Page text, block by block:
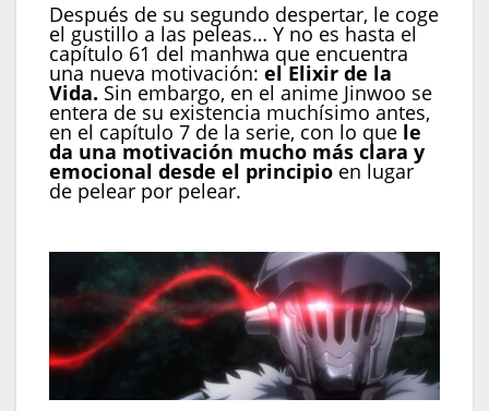
Después de su segundo despertar, le coge
el gustillo a las peleas… Y no es hasta el
capítulo 61 del manhwa que encuentra
una nueva motivación: el Elixir de la
Vida. Sin embargo, en el anime Jinwoo se
entera de su existencia muchísimo antes,
en el capítulo 7 de la serie, con lo que le
da una motivación mucho más clara y
emocional desde el principio en lugar
de pelear por pelear.